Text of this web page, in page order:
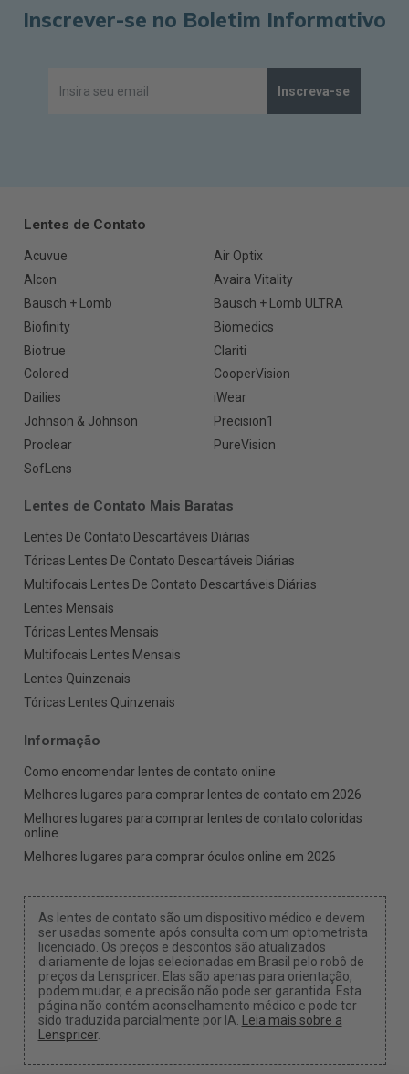
Inscrever-se no Boletim Informativo
Inscreva-se
Lentes de Contato
Acuvue
Air Optix
Alcon
Avaira Vitality
Bausch + Lomb
Bausch + Lomb ULTRA
Biofinity
Biomedics
Biotrue
Clariti
Colored
CooperVision
Dailies
iWear
Johnson & Johnson
Precision1
Proclear
PureVision
SofLens
Lentes de Contato Mais Baratas
Lentes De Contato Descartáveis Diárias
Tóricas Lentes De Contato Descartáveis Diárias
Multifocais Lentes De Contato Descartáveis Diárias
Lentes Mensais
Tóricas Lentes Mensais
Multifocais Lentes Mensais
Lentes Quinzenais
Tóricas Lentes Quinzenais
Informação
Como encomendar lentes de contato online
Melhores lugares para comprar lentes de contato em 2026
Melhores lugares para comprar lentes de contato coloridas
online
Melhores lugares para comprar óculos online em 2026
As lentes de contato são um dispositivo médico e devem
ser usadas somente após consulta com um optometrista
licenciado. Os preços e descontos são atualizados
diariamente de lojas selecionadas em Brasil pelo robô de
preços da Lenspricer. Elas são apenas para orientação,
podem mudar, e a precisão não pode ser garantida. Esta
página não contém aconselhamento médico e pode ter
sido traduzida parcialmente por IA.
Leia mais sobre a
Lenspricer.